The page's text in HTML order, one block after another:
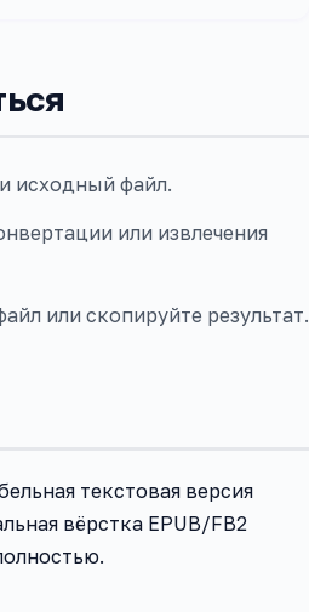
исходный файл.
или извлечения
или скопируйте результат.
текстовая версия
вёрстка EPUB/FB2